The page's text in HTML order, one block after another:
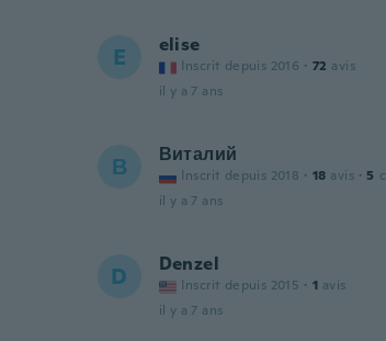
E elise
Inscrit depuis 2016 · 72 avis
il y a 7 ans
В Виталий
Inscrit depuis 2018 · 18 avis · 5
il y a 7 ans
D Denzel
Inscrit depuis 2015 · 1 avis
il y a 7 ans